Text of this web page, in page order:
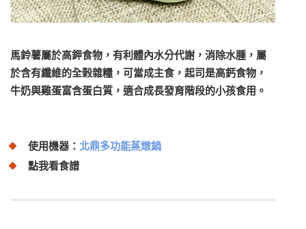
馬鈴薯屬於高鉀食物，有利體內水分代謝，消除水腫，屬
於含有纖維的全榖雜糧，可當成主食，起司是高鈣食物，
牛奶與雞蛋富含蛋白質，適合成長發育階段的小孩食用。
使用機器： 北鼎多功能蒸燉鍋
點我看食譜